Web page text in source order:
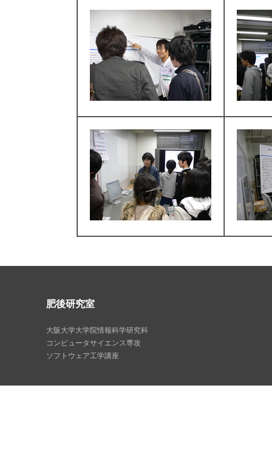
肥後研究室
大阪大学大学院情報科学研究科
コンピュータサイエンス専攻
ソフトウェア工学講座